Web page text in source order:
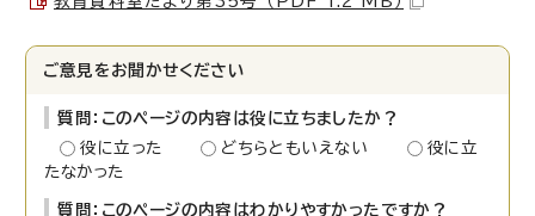
ご意見をお聞かせください
質問：このページの内容は役に立ちましたか？
役に立った
どちらともいえない
役に立
たなかった
質問：このページの内容はわかりやすかったですか？